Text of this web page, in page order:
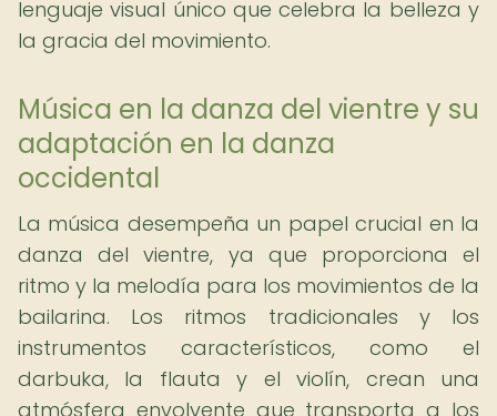
lenguaje visual único que celebra la belleza y
la gracia del movimiento.
Música en la danza del vientre y su
adaptación en la danza
occidental
La música desempeña un papel crucial en la
danza del vientre, ya que proporciona el
ritmo y la melodía para los movimientos de la
bailarina. Los ritmos tradicionales y los
instrumentos característicos, como el
darbuka, la flauta y el violín, crean una
atmósfera envolvente que transporta a los